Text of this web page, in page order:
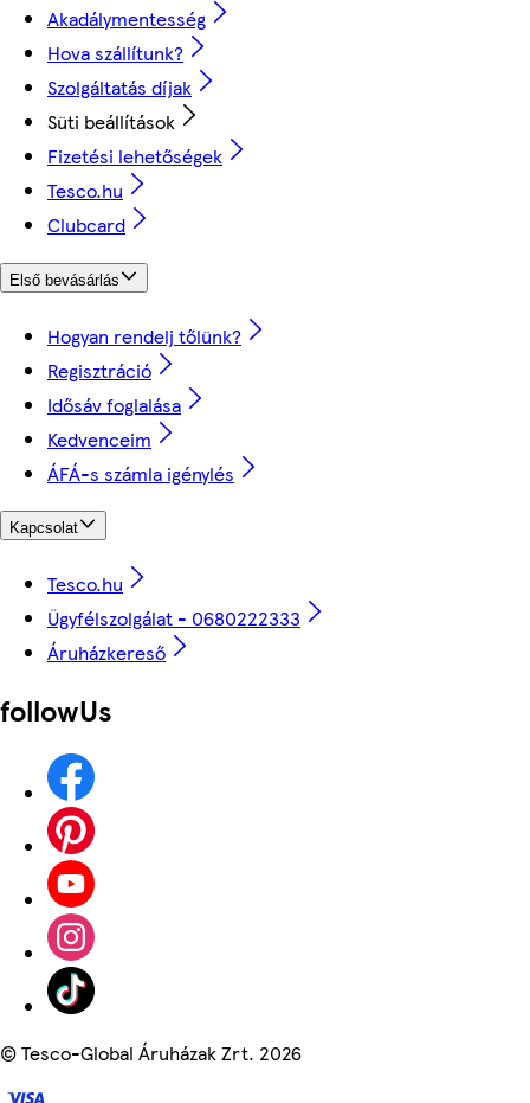
Akadálymentesség
Hova szállítunk?
Szolgáltatás díjak
Süti beállítások
Fizetési lehetőségek
Tesco.hu
Clubcard
Első bevásárlás
Hogyan rendelj tőlünk?
Regisztráció
Idősáv foglalása
Kedvenceim
ÁFÁ-s számla igénylés
Kapcsolat
Tesco.hu
Ügyfélszolgálat - 0680222333
Áruházkereső
followUs
©Tesco-Global Áruházak Zrt. 2026